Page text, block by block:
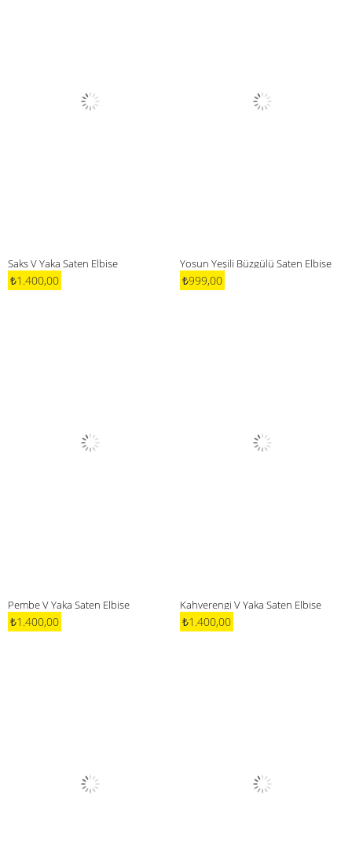
Saks V Yaka Saten Elbise
₺1.400,00
Yosun Yeşili Büzgülü Saten Elbise
₺999,00
Pembe V Yaka Saten Elbise
₺1.400,00
Kahverengi V Yaka Saten Elbise
₺1.400,00